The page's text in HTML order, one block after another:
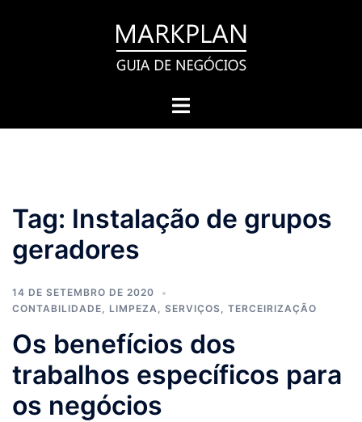
Toggle
Tag: Instalação de grupos
geradores
14 DE SETEMBRO DE 2020
CONTABILIDADE, LIMPEZA, SERVIÇOS, TERCEIRIZAÇÃO
Os benefícios dos
trabalhos específicos para
os negócios